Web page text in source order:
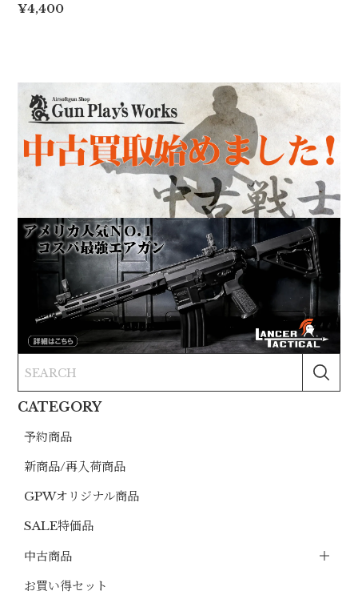
CATEGORY
予約商品
新商品/再入荷商品
GPWオリジナル商品
SALE特価品
中古商品
お買い得セット
¥4,400